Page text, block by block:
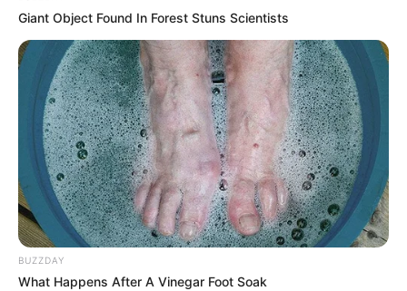
Découvrez le Cheval du jour
Giant Object Found In Forest Stuns Scientists
BUZZDAY
What Happens After A Vinegar Foot Soak